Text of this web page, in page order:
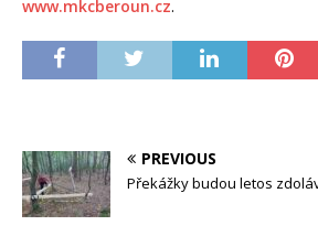
www.mkcberoun.cz.
PREVIOUS
Překážky budou letos